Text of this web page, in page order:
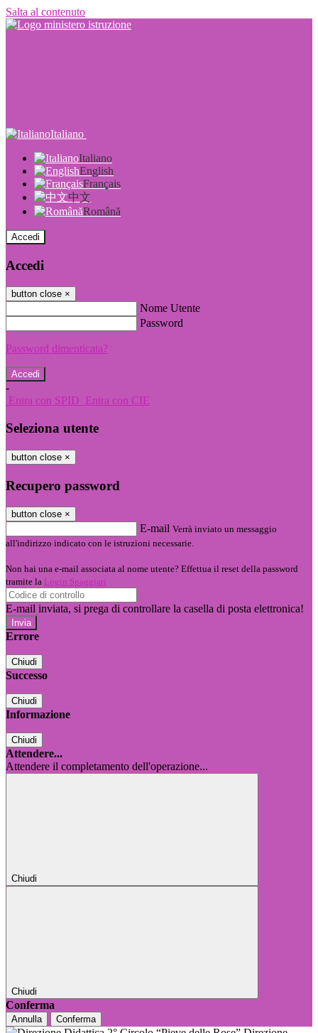
Salta al contenuto
Italiano
Italiano
English
Français
中文
Română
Accedi
Accedi
button close ×
Nome Utente
Password
Password dimenticata?
-
Entra con SPID Entra con CIE
Seleziona utente
button close ×
Recupero password
button close ×
E-mail Verrà inviato un messaggio
all'indirizzo indicato con le istruzioni necessarie.
Non hai una e-mail associata al nome utente? Effettua il reset della password
tramite la Login Spaggiari
E-mail inviata, si prega di controllare la casella di posta elettronica!
Errore
Chiudi
Successo
Chiudi
Informazione
Chiudi
Attendere...
Attendere il completamento dell'operazione...
Chiudi
Chiudi
Conferma
Annulla Conferma